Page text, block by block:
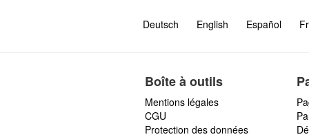
Deutsch English Español
Boîte à outils
Mentions légales
CGU
Protection des données